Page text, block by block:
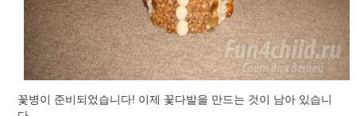
꽃병이 준비되었습니다! 이제 꽃다발을 만드는 것이 남아 있습니